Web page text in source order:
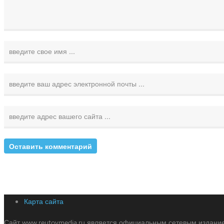
Карта сайта